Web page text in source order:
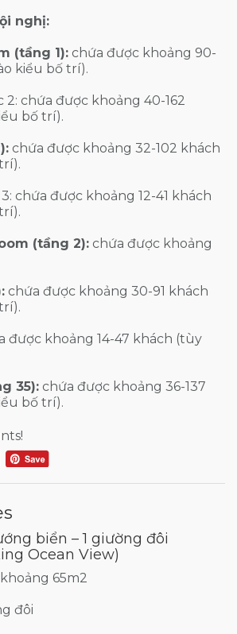
nghị:
(tầng 1): chứa được khoảng 90-
kiểu bố trí).
2: chứa được khoảng 40-162
bố trí).
chứa được khoảng 32-102 khách
chứa được khoảng 12-41 khách
(tầng 2): chứa được khoảng
chứa được khoảng 30-91 khách
được khoảng 14-47 khách (tùy
35): chứa được khoảng 36-137
bố trí).
biển – 1 giường đôi
Ocean View)
65m2
đôi